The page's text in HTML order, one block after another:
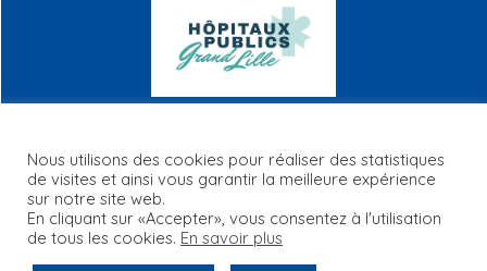
Mentions légales Plan du site RGPD FAQ
Contact
Informations règlementaires
Nous utilisons des cookies pour réaliser des statistiques
de visites et ainsi vous garantir la meilleure expérience
sur notre site web.
En cliquant sur «Accepter», vous consentez à l'utilisation
de tous les cookies. En savoir plus